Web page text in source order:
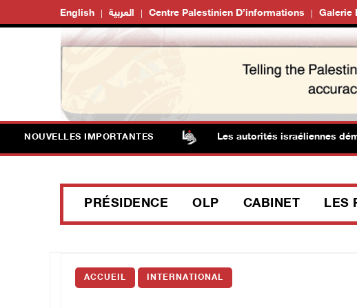
English العربية Centre Palestinien D’informations Galerie
NOUVELLES IMPORTANTES
de l'occupation à Qalqilya Les autorités israéliennes
PRÉSIDENCE OLP CABINET LES
ACCUEIL INTERNATIONAL